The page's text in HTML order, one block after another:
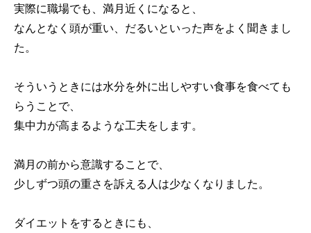
実際に職場でも、満月近くになると、
なんとなく頭が重い、だるいといった声をよく聞きまし
た。
そういうときには水分を外に出しやすい食事を食べても
らうことで、
集中力が高まるような工夫をします。
満月の前から意識することで、
少しずつ頭の重さを訴える人は少なくなりました。
ダイエットをするときにも、